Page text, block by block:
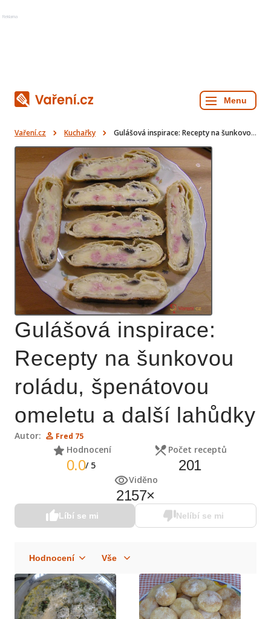
Reklama
Vaření.cz Kuchařky Gulášová inspirace: Recepty na šunkovou roládu, špenátovou omeletu a další lahůdky
Gulášová inspirace:
Recepty na šunkovou
roládu, špenátovou
omeletu a další lahůdky
Autor: Fred 75
Hodnocení
0.0/ 5
Počet receptů
201
Viděno
2157×
Líbí se mi Nelíbí se mi